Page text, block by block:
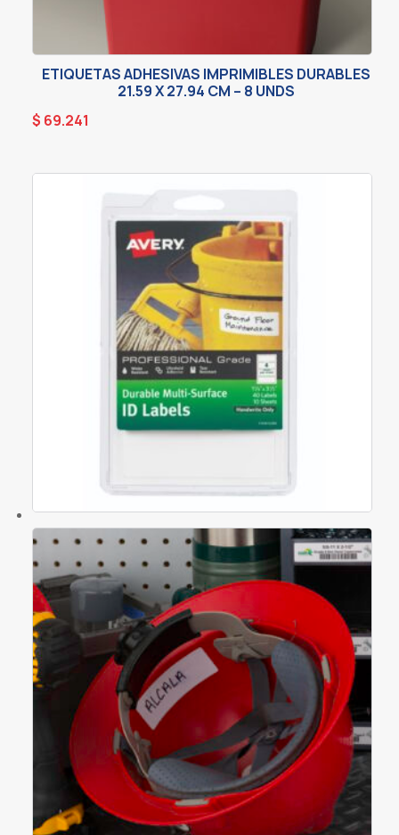
ETIQUETAS ADHESIVAS IMPRIMIBLES DURABLES
21.59 X 27.94 CM – 8 UNDS
$ 69.241